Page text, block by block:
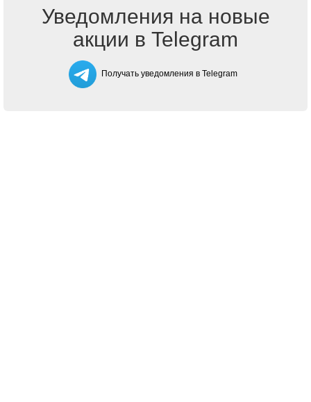
Уведомления на новые
акции в Telegram
Получать уведомления в Telegram